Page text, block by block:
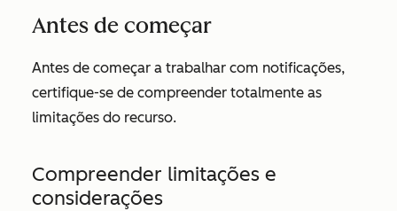
Antes de começar
Antes de começar a trabalhar com notificações,
certifique-se de compreender totalmente as
limitações do recurso.
Compreender limitações e
considerações